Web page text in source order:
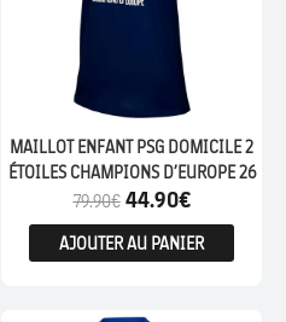
MAILLOT ENFANT PSG DOMICILE 2
ÉTOILES CHAMPIONS D’EUROPE 26
79.90€ 44.90€
AJOUTER AU PANIER